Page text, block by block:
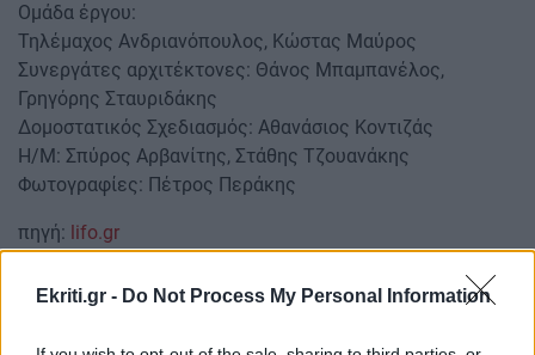
Ekriti.gr - Do Not Process My Personal Information
Ομάδα έργου:
Τηλέμαχος Ανδριανόπουλος, Κώστας Μαύρος
Συνεργάτες αρχιτέκτονες: Θάνος Μπαμπανέλος,
Γρηγόρης Σταυριδάκης
Δομοστατικός Σχεδιασμός: Αθανάσιος Κοντιζάς
Η/Μ: Σπύρος Αρβανίτης, Στάθης Τζουανάκης
Φωτογραφίες: Πέτρος Περάκης
πηγή: lifo.gr
μάθετε πρώτοι όλες τις ειδήσεις για την Κρήτη